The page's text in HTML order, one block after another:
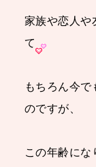
家族や恋人や
て
もちろん今
のですが、
この年齢にな